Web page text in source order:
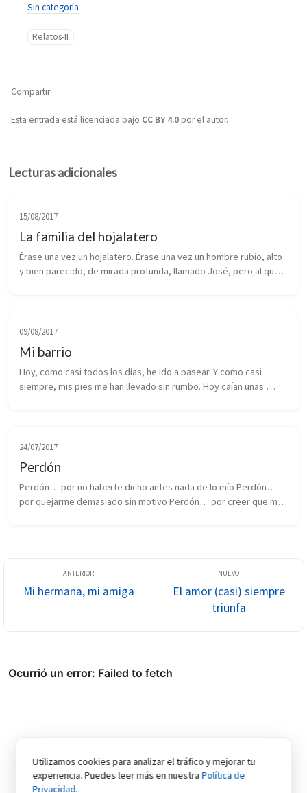
Sin categoría
Relatos-II
Esta entrada está licenciada bajo CC BY 4.0por el autor.
Compartir
Lecturas adicionales
15/08/2017
La familia del hojalatero
Érase una vez un hojalatero. Érase una vez un hombre rubio, alto
y bien parecido, de mirada profunda, llamado José, pero al que
09/08/2017
Mi barrio
Hoy, como casi todos los días, he ido a pasear. Y como casi
siempre, mis pies me han llevado sin rumbo. Hoy caían unas
24/07/2017
Perdón
Perdón… por no haberte dicho antes nada de lo mío Perdón…
por quejarme demasiado sin motivo Perdón… por creer que me
Mi hermana, mi amiga
El amor (casi) siempre
triunfa
Utilizamos cookies para analizar el tráfico y mejorar tu
experiencia. Puedes leer más en nuestraPolítica de
Privacidad.